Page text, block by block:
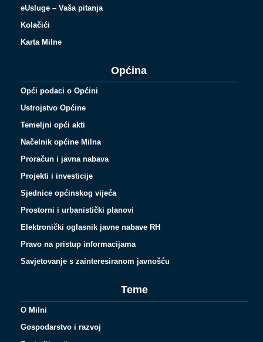
eUsluge – Vaša pitanja
Kolačići
Karta Milne
Općina
Opći podaci o Općini
Ustrojstvo Općine
Temeljni opći akti
Načelnik općine Milna
Proračun i javna nabava
Projekti i investicije
Sjednice općinskog vijeća
Prostorni i urbanistički planovi
Elektronički oglasnik javne nabave RH
Pravo na pristup informacijama
Savjetovanje s zainteresiranom javnošću
Teme
O Milni
Gospodarstvo i razvoj